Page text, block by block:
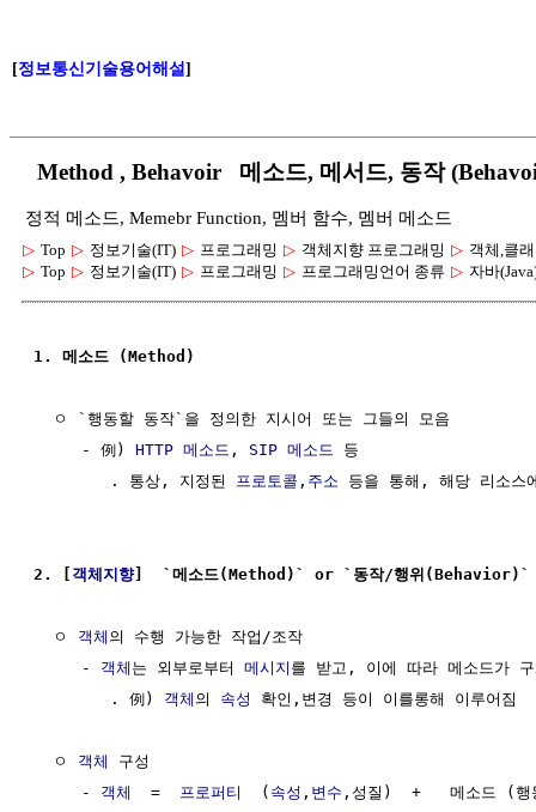
[정보통신기술용어해설]
Method , Behavoir 메소드, 메서드, 동작
정적 메소드, Memebr Function, 멤버 함수, 멤버 메소드
▷ Top ▷ 정보기술(IT) ▷ 프로그래밍 ▷ 객체지향 프로그래밍 ▷ 객체,클
▷ Top ▷ 정보기술(IT) ▷ 프로그래밍 ▷ 프로그래밍언어 종류 ▷ 자바
1. 메소드 (Method)
  ㅇ `행동할 동작`을 정의한 지시어 또는 그들의 모음
     - 例)
HTTP 메소드 , SIP 메소드
등
        . 통상, 지정된
프로토콜 , 주소 등을 통해, 해당 리소
2. [ 객체지향]  `메소드(Method)` or `동작/행위
  ㅇ
객체 의 수행 가능한 작업/조작
     -
객체 는 외부로부터 메시지 를 받고, 이에 따라 메소드가
        . 例)
객체 의 속성 확인,변경 등이 이를롱해 이루어짐
  ㅇ
객체
구성
     -
객체
  =
프로퍼티
  (
속성 , 변수 ,성질)  +   메소드 (행